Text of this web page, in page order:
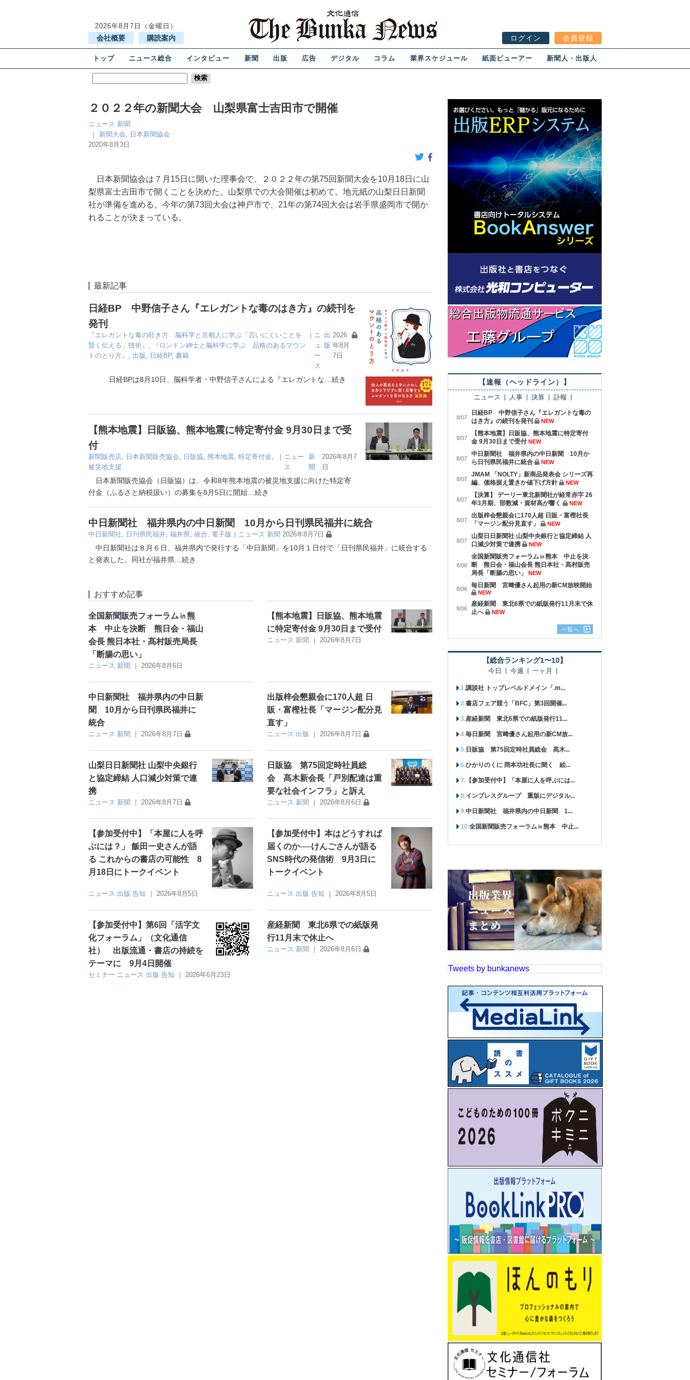
2026年8月7日（金曜日）
会社概要 購読案内 ログイン 会員登録
トップ ニュース総合 インタビュー 新聞 出版 広告 デジタル コラム 業界スケジュール 紙面ビューアー 新聞人・出版人
２０２２年の新聞大会 山梨県富士吉田市で開催
ニュース 新聞
｜ 新聞大会, 日本新聞協会
2020年8月3日
日本新聞協会は７月15日に開いた理事会で、２０２２年の第75回新聞大会を10月18日に山
梨県富士吉田市で開くことを決めた。山梨県での大会開催は初めて。地元紙の山梨日日新聞
社が準備を進める。今年の第73回大会は神戸市で、21年の第74回大会は岩手県盛岡市で開か
れることが決まっている。
最新記事
日経BP 中野信子さん『エレガントな毒のはき方』の続刊を
発刊
『エレガントな毒の吐き方 脳科学と京都人に学ぶ「言いにくいことを
賢く伝える」技術』 ,
『ロンドン紳士と脳科学に学ぶ 品格のあるマウン
トのとり方』 , 出版, 日経BP, 書籍
｜ ニ
ュ
ー
ス
出
版
2026
年8月
7日
日経BPは8月10日、脳科学者・中野信子さんによる『エレガントな …続き
【熊本地震】日販協、熊本地震に特定寄付金 9月30日まで受
付
新聞販売店 日本新聞販売協会 日販協 熊本地震 特定寄付金
被災地支援
｜ ニュー
ス
新
聞
2026年8月7
日
日本新聞販売協会（日販協）は、令和8年熊本地震の被災地支援に向けた特定寄
付金（ふるさと納税扱い）の募集を8月5日に開始 …続き
中日新聞社 福井県内の中日新聞 10月から日刊県民福井に統合
中日新聞社 日刊県民福井 福井県 統合 電子版 ｜ ニュース 新聞 2026年8月7日
中日新聞社は８月６日、福井県内で発行する「中日新聞」を10月１日付で「日刊県民福井」に統合する
と発表した。同社が福井県 …続き
おすすめ記事
全国新聞販売フォーラム㏌熊
本 中止を決断 熊日会・福山
会長 熊日本社・髙村販売局長
「断腸の思い」
ニュース 新聞 ｜ 2026年8月6日
【熊本地震】日販協、熊本地震
に特定寄付金 9月30日まで受付
ニュース 新聞 ｜ 2026年8月7日
中日新聞社 福井県内の中日新
聞 10月から日刊県民福井に
統合
ニュース 新聞 ｜ 2026年8月7日
出版梓会懇親会に170人超 日
販・富樫社長「マージン配分見
直す」
ニュース 出版 ｜ 2026年8月7日
山梨日日新聞社 山梨中央銀行
と協定締結 人口減少対策で連
携
ニュース 新聞 ｜ 2026年8月7日
日販協 第75回定時社員総
会 髙木新会長「戸別配達は重
要な社会インフラ」と訴え
ニュース 新聞 ｜ 2026年8月6日
【参加受付中】「本屋に人を呼
ぶには？」 飯田一史さんが語
る これからの書店の可能性 8
月18日にトークイベント
ニュース 出版 告知 ｜ 2026年8月5日
【参加受付中】本はどうすれば
届くのか──けんごさんが語る
SNS時代の発信術 9月3日に
トークイベント
ニュース 出版 告知 ｜ 2026年8月5日
【参加受付中】第6回「活字文
化フォーラム」（文化通信
社） 出版流通・書店の持続を
テーマに 9月4日開催
セミナー ニュース 出版 告知 ｜ 2026年6月23日
産経新聞 東北6県での紙版発
行11月末で休止へ
ニュース 新聞 ｜2026年8月6日
【速報（ヘッドライン）】
ニュース 人事 決算 訃報
8/07
日経BP 中野信子さん『エレガントな毒の
はき方』の続刊を発刊
NEW
8/07
【熊本地震】日販協、熊本地震に特定寄付
金 9月30日まで受付 NEW
8/07
中日新聞社 福井県内の中日新聞 10月か
ら日刊県民福井に統合
NEW
8/07
JMAM 「NOLTY」新商品発表会 シリーズ再
編、価格据え置きか値下げ方針
NEW
8/07
【決算】 デーリー東北新聞社が経常赤字 26
年3月期、部数減・資材高が響く
NEW
8/07
出版梓会懇親会に170人超 日販・富樫社長
「マージン配分見直す」
NEW
8/07
山梨日日新聞社 山梨中央銀行と協定締結 人
口減少対策で連携
NEW
8/06
全国新聞販売フォーラム㏌熊本 中止を決
断 熊日会・福山会長 熊日本社・髙村販売
局長「断腸の思い」
NEW
8/06 毎日新聞 宮﨑優さん起用の新CM放映開始
NEW
8/06
産経新聞 東北6県での紙版発行11月末で休
止へ
NEW
一覧へ
【総合ランキング1〜10】
今日 今週 一ヶ月
講談社 トップレベルドメイン「.m...
書店フェア競う「BFC」第3回開催...
産経新聞 東北6県での紙版発行11...
毎日新聞 宮﨑優さん起用の新CM放...
日販協 第75回定時社員総会 髙木...
ひかりのくに 岡本功社長に聞く 絵...
【参加受付中】「本屋に人を呼ぶには...
インプレスグループ 重版にデジタル...
中日新聞社 福井県内の中日新聞 1...
全国新聞販売フォーラム㏌熊本 中止...
Tweets by bunkanews